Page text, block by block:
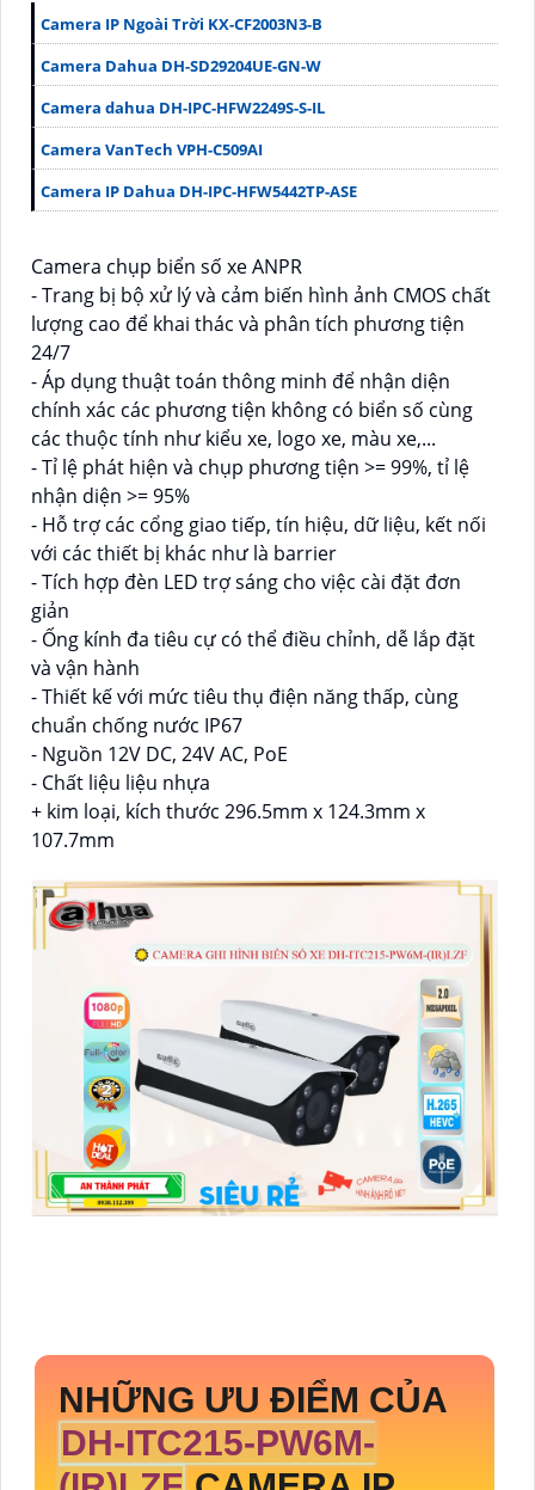
Camera IP Ngoài Trời KX-CF2003N3-B
Camera Dahua DH-SD29204UE-GN-W
Camera dahua DH-IPC-HFW2249S-S-IL
Camera VanTech VPH-C509AI
Camera IP Dahua DH-IPC-HFW5442TP-ASE
Camera chụp biển số xe ANPR
- Trang bị bộ xử lý và cảm biến hình ảnh CMOS chất
lượng cao để khai thác và phân tích phương tiện
24/7
- Áp dụng thuật toán thông minh để nhận diện
chính xác các phương tiện không có biển số cùng
các thuộc tính như kiểu xe, logo xe, màu xe,...
- Tỉ lệ phát hiện và chụp phương tiện >= 99%, tỉ lệ
nhận diện >= 95%
- Hỗ trợ các cổng giao tiếp, tín hiệu, dữ liệu, kết nối
với các thiết bị khác như là barrier
- Tích hợp đèn LED trợ sáng cho việc cài đặt đơn
giản
- Ống kính đa tiêu cự có thể điều chỉnh, dễ lắp đặt
và vận hành
- Thiết kế với mức tiêu thụ điện năng thấp, cùng
chuẩn chống nước IP67
- Nguồn 12V DC, 24V AC, PoE
- Chất liệu liệu nhựa
+ kim loại, kích thước 296.5mm x 124.3mm x
107.7mm
NHỮNG ƯU ĐIỂM CỦA
DH-ITC215-PW6M-